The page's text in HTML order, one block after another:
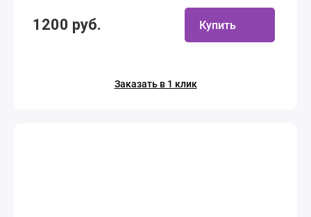
1200 руб. Купить
Заказать в 1 клик